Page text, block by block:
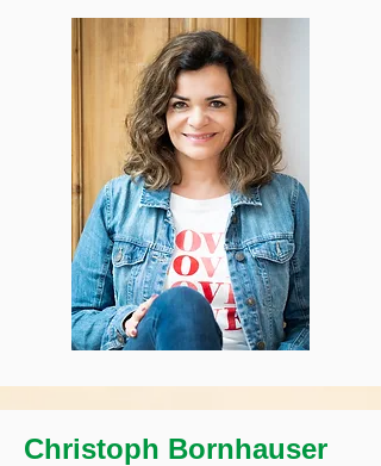
Christoph Bornhauser